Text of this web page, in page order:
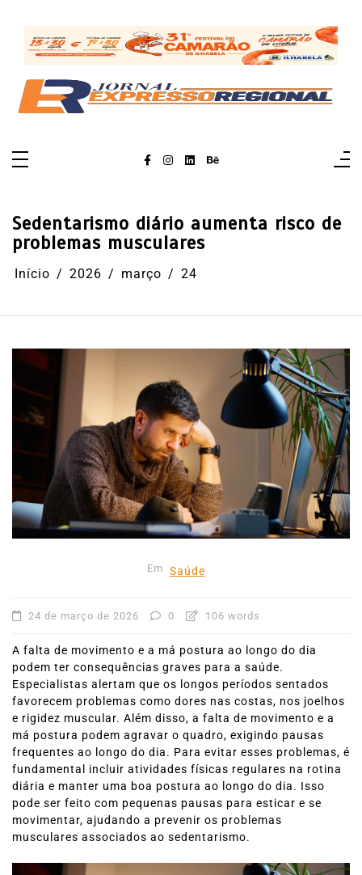
conteúdo
Sedentarismo diário aumenta risco de
problemas musculares
Início 2026 março 24
Em Saúde
24 de março de 2026 0 106 words
A falta de movimento e a má postura ao longo do dia
podem ter consequências graves para a saúde.
Especialistas alertam que os longos períodos sentados
favorecem problemas como dores nas costas, nos joelhos
e rigidez muscular. Além disso, a falta de movimento e a
má postura podem agravar o quadro, exigindo pausas
frequentes ao longo do dia. Para evitar esses problemas, é
fundamental incluir atividades físicas regulares na rotina
diária e manter uma boa postura ao longo do dia. Isso
pode ser feito com pequenas pausas para esticar e se
movimentar, ajudando a prevenir os problemas
musculares associados ao sedentarismo.